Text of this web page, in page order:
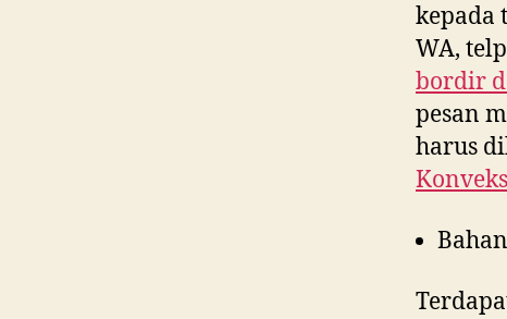
kepada
WA,
bordir
pesan
harus
Bahan